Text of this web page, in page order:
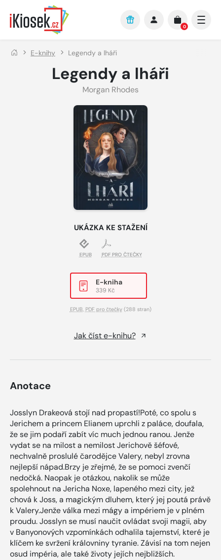
Přejít na hlavní obsah
0
E-knihy Legendy a lháři
Legendy a lháři
Morgan Rhodes
UKÁZKA KE STAŽENÍ
EPUB PDF PRO ČTEČKY
E-kniha
339 Kč
EPUB, PDF pro čtečky(288 stran)
Jak číst e-knihu?
Anotace
Josslyn Drakeová stojí nad propastí!Poté, co spolu s
Jerichem a princem Elianem uprchli z paláce, doufala,
že se jim podaří zabít víc much jednou ranou. Jenže
vydat se na milost a nemilost Jerichově šéfové,
nechvalně proslulé čarodějce Valery, nebyl zrovna
nejlepší nápad.Brzy je zřejmé, že se pomoci zvenčí
nedočká. Naopak je otázkou, nakolik se může
spolehnout na Jericha Noxe, lapeného mezi city, jež
chová k Joss, a magickým dluhem, který jej poutá právě
k Valery.Jenže válka mezi mágy a impériem je v plném
proudu. Josslyn se musí naučit ovládat svoji magii, aby
v Banyonových vzpomínkách odhalila tajemství, které je
klíčem ke svržení královniny tyranie. Závisí na tom nejen
osud impéria, ale také životy jejích nejbližších.